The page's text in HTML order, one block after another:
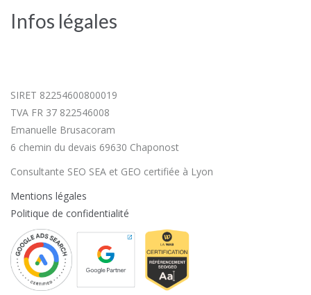
Infos légales
SIRET 82254600800019
TVA FR 37 822546008
Emanuelle Brusacoram
6 chemin du devais 69630 Chaponost
Consultante SEO SEA et GEO certifiée à Lyon
Mentions légales
Politique de confidentialité